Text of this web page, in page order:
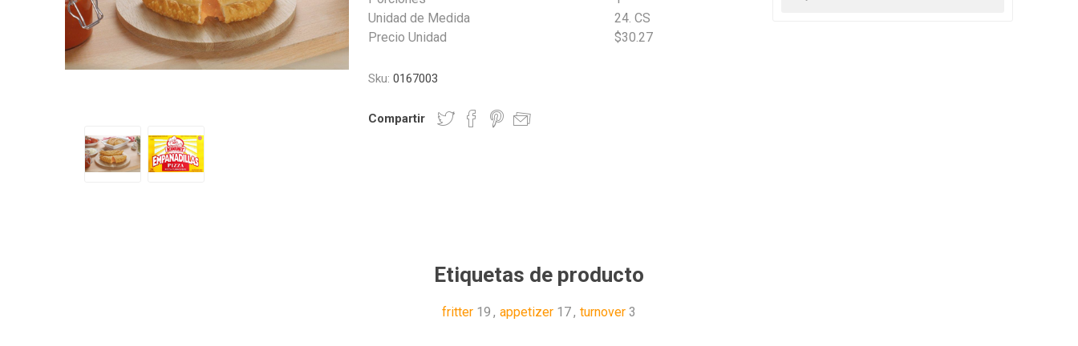
SMITHFIELD ULTRAFORCE
Unidad de Medida
24. CS
Precio Unidad
$30.27
Sku: 0167003
Compartir
Etiquetas de producto
fritter 19 , appetizer 17, turnover 3